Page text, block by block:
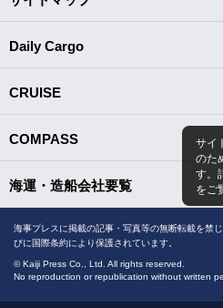
サイ
のた
す。
をご
Daily Cargo
CRUISE
COMPASS
海運・造船会社要覧
海事プレスに掲載の記事・写真等の無断転載を禁
びに国際条約により保護されています。
© Kaiji Press Co., Ltd. All rights reserved.
No reproduction or republication without written